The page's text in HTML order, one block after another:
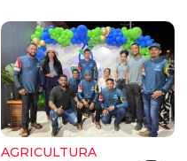
AGRICULTURA